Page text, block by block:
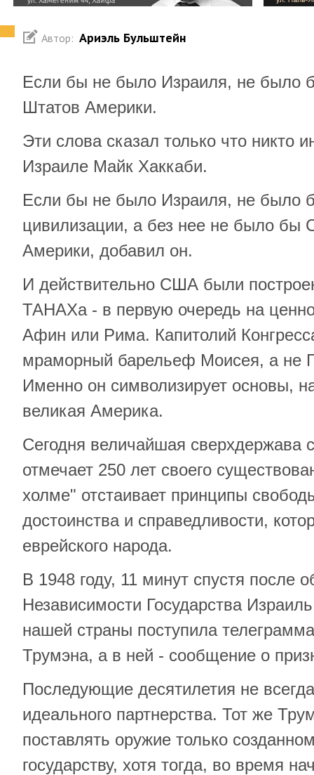
Автор: Ариэль Бульштейн
Если бы не было Израиля, не было
Штатов Америки.
Эти слова сказал только что никто
Израиле Майк Хаккаби.
Если бы не было Израиля, не было
цивилизации, а без нее не было бы
Америки, добавил он.
И действительно США были
ТАНАХа - в первую очередь на
Афин или Рима. Капитолий
мраморный барельеф Моисея, а не
Именно он символизирует основы,
великая Америка.
Сегодня величайшая сверхдержава
отмечает 250 лет своего
холме" отстаивает принципы
достоинства и справедливости,
еврейского народа.
В 1948 году, 11 минут спустя после
Независимости Государства
нашей страны поступила
Трумэна, а в ней - сообщение о
Последующие десятилетия не
идеального партнерства. Тот же
поставлять оружие только
государству, хотя тогда, во время